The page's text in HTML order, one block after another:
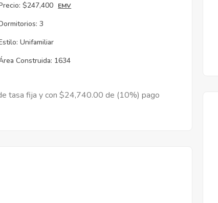
$247,400 EMV
3
Unifamiliar
Construida: 1634
tasa fija y con $24,740.00 de (10%) pago